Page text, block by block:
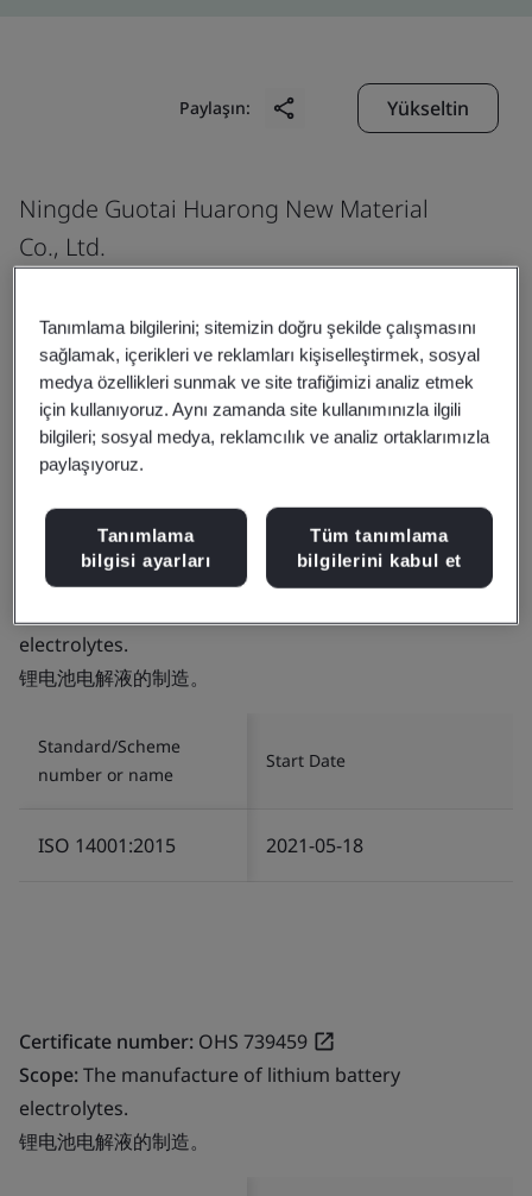
Paylaşın: Yükseltin
Ningde Guotai Huarong New Material
Co., Ltd.
Long'an Development Zone
Fuding
Ningde
355208
China
Certificate number:
EMS 739458
electrolytes.
锂电池电解液的制造。
Standard/Scheme
number or name
Start Date
ISO 14001:2015 2021-05-18
Certificate number: OHS 739459
Scope:The manufacture of lithium battery
electrolytes.
锂电池电解液的制造。
Tanımlama bilgilerini; sitemizin doğru şekilde çalışmasını
sağlamak, içerikleri ve reklamları kişiselleştirmek, sosyal
medya özellikleri sunmak ve site trafiğimizi analiz etmek
için kullanıyoruz. Aynı zamanda site kullanımınızla ilgili
bilgileri; sosyal medya, reklamcılık ve analiz ortaklarımızla
paylaşıyoruz.
Tanımlama
bilgisi ayarları
Tüm tanımlama
bilgilerini kabul et